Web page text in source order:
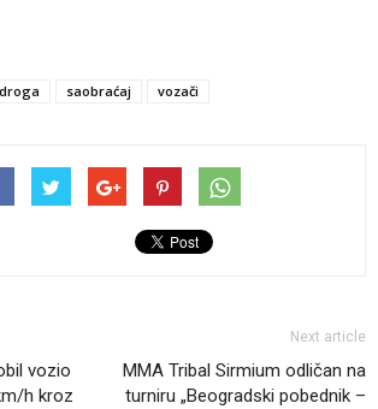
droga saobraćaj vozači
vozio
h kroz
Next article
MMA Tribal Sirmium odličan na
turniru „Beogradski pobednik –